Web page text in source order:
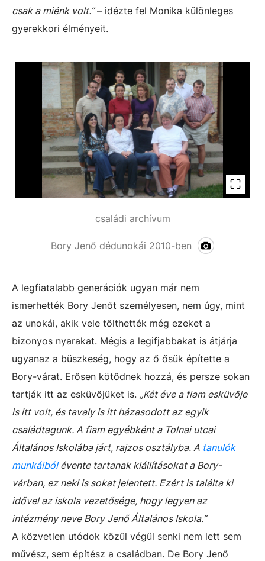
csak a miénk volt.”– idézte fel Monika különleges
gyerekkori élményeit.
családi archívum
Bory Jenő dédunokái 2010-ben
A legfiatalabb generációk ugyan már nem
ismerhették Bory Jenőt személyesen, nem úgy, mint
az unokái, akik vele tölthették még ezeket a
bizonyos nyarakat. Mégis a legifjabbakat is átjárja
ugyanaz a büszkeség, hogy az ő ősük építette a
Bory-várat. Erősen kötődnek hozzá, és persze sokan
tartják itt az esküvőjüket is. „Két éve a fiam esküvője
is itt volt, és tavaly is itt házasodott az egyik
családtagunk. A fiam egyébként a Tolnai utcai
Általános Iskolába járt, rajzos osztályba. A tanulók
munkáibólévente tartanak kiállításokat a Bory-
várban, ez neki is sokat jelentett. Ezért is találta ki
idővel az iskola vezetősége, hogy legyen az
intézmény neve Bory Jenő Általános Iskola.”
A közvetlen utódok közül végül senki nem lett sem
művész, sem építész a családban. De Bory Jenő